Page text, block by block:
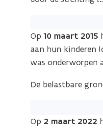
Op 10 maart 2015
aan hun kinderen
was onderworpen
De belastbare
Op 2 maart 2022